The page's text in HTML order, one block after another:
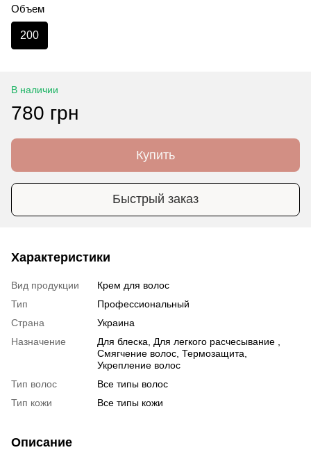
Объем
200
В наличии
780 грн
Купить
Быстрый заказ
Характеристики
Вид продукции
Крем для волос
Тип
Профессиональный
Страна
Украина
Назначение
Для блеска, Для легкого расчесывание ,
Смягчение волос, Термозащита,
Укрепление волос
Тип волос
Все типы волос
Тип кожи
Все типы кожи
Описание